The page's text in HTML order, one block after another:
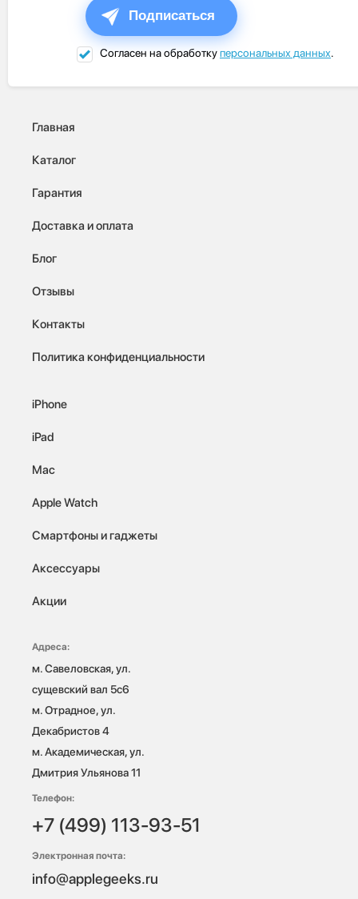
Подписаться
Согласен на обработкуперсональных данных.
Главная
Каталог
Гарантия
Доставка и оплата
Блог
Отзывы
Контакты
Политика конфиденциальности
iPhone
iPad
Mac
Apple Watch
Смартфоны и гаджеты
Аксессуары
Акции
Адреса:
м. Савеловская, ул.
сущевский вал 5с6
м. Отрадное, ул.
Декабристов 4
м. Академическая, ул.
Дмитрия Ульянова 11
Телефон:
+7 (499) 113-93-51
Электронная почта:
info@applegeeks.ru